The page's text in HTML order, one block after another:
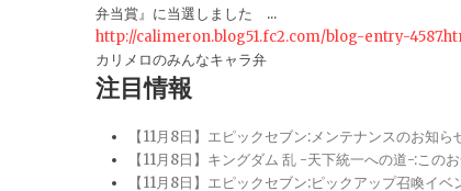
弁当賞』に当選しました ...
http://calimeron.blog51.fc2.com/blog-entry-
カリメロのみんなキャラ弁
注目情報
【11月8日】エピックセブン:メンテナンスのお知
【11月8日】キングダム 乱 -天下統一への道-:こ
【11月8日】エピックセブン:ピックアップ召喚イ